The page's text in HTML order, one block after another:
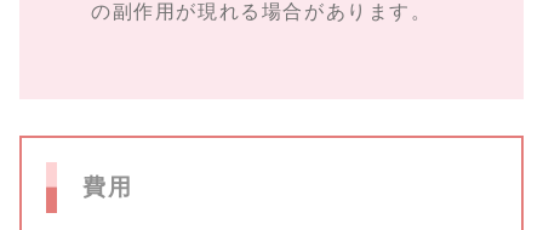
の副作用が現れる場合があります。
費用